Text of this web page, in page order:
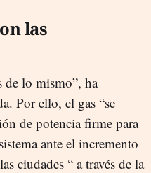
las
de lo mismo”, ha
Por ello, el gas “se
de potencia firme para
ante el incremento
ciudades “ a través de la